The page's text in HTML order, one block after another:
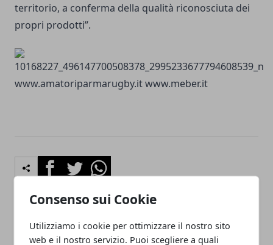
Consenso sui Cookie
Utilizziamo i cookie per ottimizzare il nostro sito
web e il nostro servizio. Puoi scegliere a quali
territorio, a conferma della qualità riconosciuta dei
propri prodotti”.
www.amatoriparmarugby.itwww.meber.it
FacebookTwitterWhatsapp
Articolo Precedente Articolo Successivo